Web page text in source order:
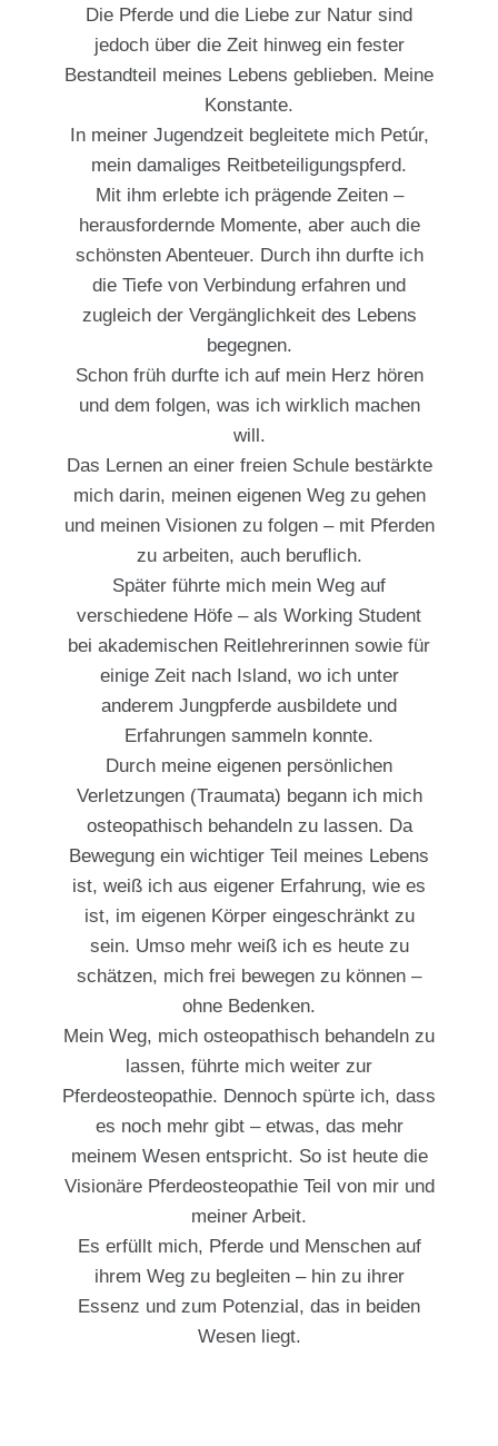
Die Pferde und die Liebe zur Natur sind
jedoch über die Zeit hinweg ein fester
Bestandteil meines Lebens geblieben. Meine
Konstante.
In meiner Jugendzeit begleitete mich Petúr,
mein damaliges Reitbeteiligungspferd.
Mit ihm erlebte ich prägende Zeiten –
herausfordernde Momente, aber auch die
schönsten Abenteuer. Durch ihn durfte ich
die Tiefe von Verbindung erfahren und
zugleich der Vergänglichkeit des Lebens
begegnen.
Schon früh durfte ich auf mein Herz hören
und dem folgen, was ich wirklich machen
will.
Das Lernen an einer freien Schule bestärkte
mich darin, meinen eigenen Weg zu gehen
und meinen Visionen zu folgen – mit Pferden
zu arbeiten, auch beruﬂich.
Später führte mich mein Weg auf
verschiedene Höfe – als Working Student
bei akademischen Reitlehrerinnen sowie für
einige Zeit nach Island, wo ich unter
anderem Jungpferde ausbildete und
Erfahrungen sammeln konnte.
Durch meine eigenen persönlichen
Verletzungen (Traumata) begann ich mich
osteopathisch behandeln zu lassen. Da
Bewegung ein wichtiger Teil meines Lebens
ist, weiß ich aus eigener Erfahrung, wie es
ist, im eigenen Körper eingeschränkt zu
sein. Umso mehr weiß ich es heute zu
schätzen, mich frei bewegen zu können –
ohne Bedenken.
Mein Weg, mich osteopathisch behandeln zu
lassen, führte mich weiter zur
Pferdeosteopathie. Dennoch spürte ich, dass
es noch mehr gibt – etwas, das mehr
meinem Wesen entspricht. So ist heute die
Visionäre Pferdeosteopathie Teil von mir und
meiner Arbeit.
Es erfüllt mich, Pferde und Menschen auf
ihrem Weg zu begleiten – hin zu ihrer
Essenz und zum Potenzial, das in beiden
Wesen liegt.